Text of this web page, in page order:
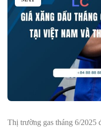
Thị trường gas tháng 6/2025